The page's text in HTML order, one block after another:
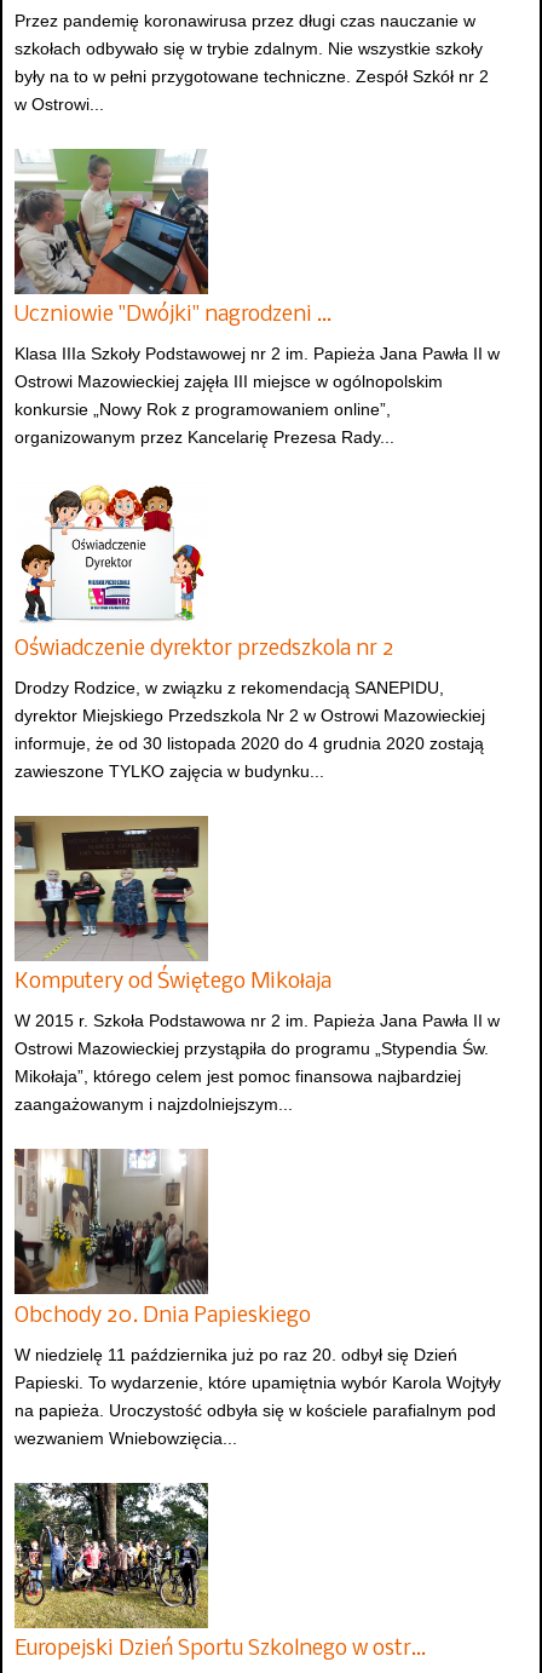
Przez pandemię koronawirusa przez długi czas nauczanie w
szkołach odbywało się w trybie zdalnym. Nie wszystkie szkoły
były na to w pełni przygotowane techniczne. Zespół Szkół nr 2
w Ostrowi...
Uczniowie "Dwójki" nagrodzeni …
Klasa IIIa Szkoły Podstawowej nr 2 im. Papieża Jana Pawła II w
Ostrowi Mazowieckiej zajęła III miejsce w ogólnopolskim
konkursie „Nowy Rok z programowaniem online”,
organizowanym przez Kancelarię Prezesa Rady...
Oświadczenie dyrektor przedszkola nr 2
Drodzy Rodzice, w związku z rekomendacją SANEPIDU,
dyrektor Miejskiego Przedszkola Nr 2 w Ostrowi Mazowieckiej
informuje, że od 30 listopada 2020 do 4 grudnia 2020 zostają
zawieszone TYLKO zajęcia w budynku...
Komputery od Świętego Mikołaja
W 2015 r. Szkoła Podstawowa nr 2 im. Papieża Jana Pawła II w
Ostrowi Mazowieckiej przystąpiła do programu „Stypendia Św.
Mikołaja”, którego celem jest pomoc finansowa najbardziej
zaangażowanym i najzdolniejszym...
Obchody 20. Dnia Papieskiego
W niedzielę 11 października już po raz 20. odbył się Dzień
Papieski. To wydarzenie, które upamiętnia wybór Karola Wojtyły
na papieża. Uroczystość odbyła się w kościele parafialnym pod
wezwaniem Wniebowzięcia...
Europejski Dzień Sportu Szkolnego w ostr…